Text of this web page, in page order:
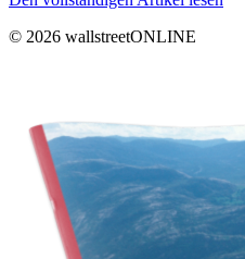
© 2026 wallstreetONLINE